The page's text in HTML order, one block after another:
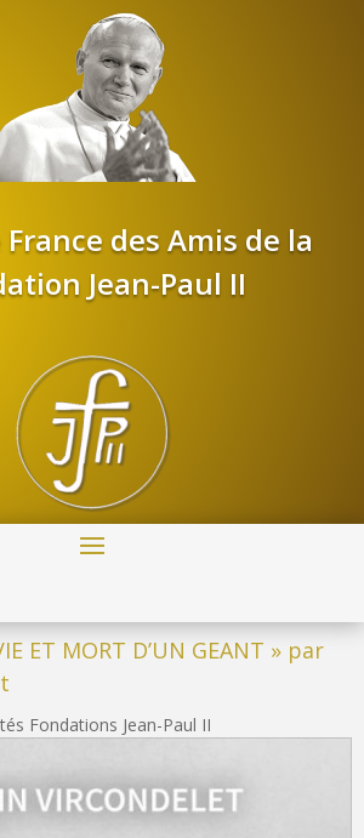
des Amis de la
Jean-Paul II
ET MORT D’UN GEANT » par
Fondations Jean-Paul II